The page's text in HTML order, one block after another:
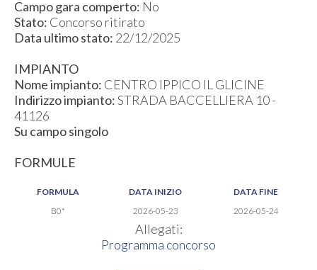
Campo gara comperto: No
Stato: Concorso ritirato
Data ultimo stato: 22/12/2025
IMPIANTO
Nome impianto: CENTRO IPPICO IL GLICINE
Indirizzo impianto:STRADA BACCELLIERA 10 -
41126
Su campo singolo
FORMULE
FORMULA DATA INIZIO
DATA FINE
B0*
2026-05-23 2026-05-24
Allegati:
Programma concorso